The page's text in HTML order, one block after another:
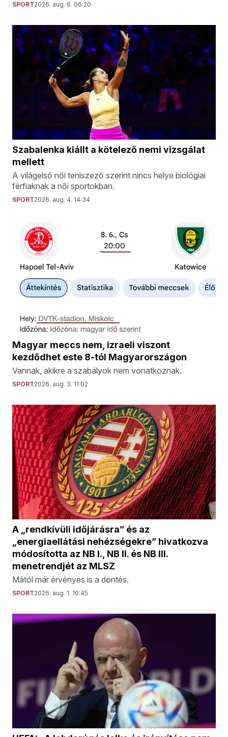
SPORT2026. aug. 6. 06:20
Szabalenka kiállt a kötelező nemi vizsgálat
mellett
A világelső női teniszező szerint nincs helye biológiai
férfiaknak a női sportokban.
SPORT2026. aug. 4. 14:34
Magyar meccs nem, izraeli viszont
kezdődhet este 8-tól Magyarországon
Vannak, akikre a szabályok nem vonatkoznak.
SPORT2026. aug. 3. 11:02
A „rendkívüli időjárásra” és az
„energiaellátási nehézségekre” hivatkozva
módosította az NB I., NB II. és NB III.
menetrendjét az MLSZ
Mától már érvényes is a döntés.
SPORT2026. aug. 1. 10:45